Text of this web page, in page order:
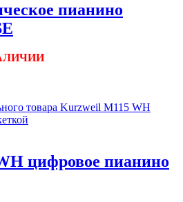
пианино
цифровое пианино